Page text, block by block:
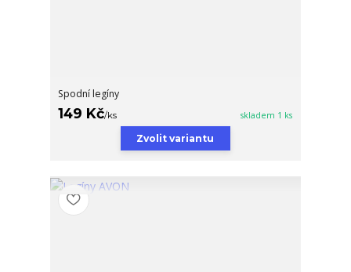
Spodní legíny
149 Kč/ks skladem 1 ks
Zvolit variantu